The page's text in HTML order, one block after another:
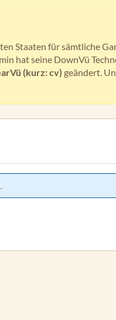
Staaten für sämtliche
hat seine DownVü
(kurz: cv) geändert.